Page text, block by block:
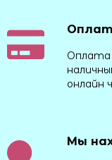
Оплата
онлайн
Мы